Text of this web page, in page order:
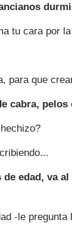
tu cara por
para que
cabra,
de edad, va
-le